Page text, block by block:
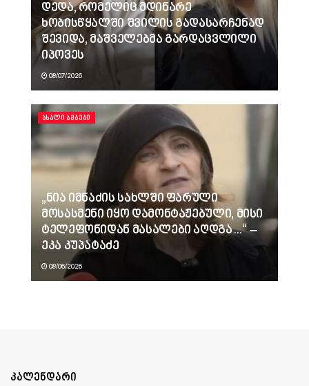
დედა, რომელიც მდინარე
ხობისწყალში შვილის გადასარჩენად
შევიდა, მაშველებმა გარდაცვლილი
იპოვეს
08/07/2026
ᲐᲮᲐᲚᲘ ᲐᲛᲑᲔᲑᲘ
„ნია იმნაძის სახლში ფარული
მოსასმენი იყო დამონტაჟებული, მისი
ტელეფონიდან მასალები აღდგა…“ –
ეკა კუპატაძე
08/06/2026
კალენდარი